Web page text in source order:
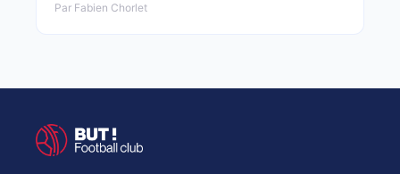
Par Fabien Chorlet